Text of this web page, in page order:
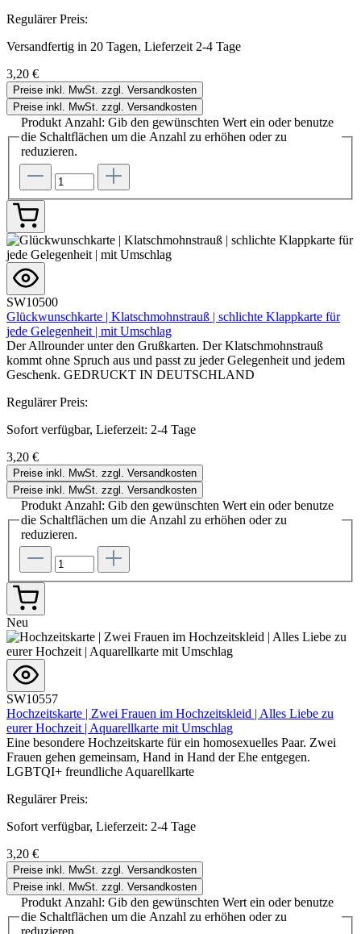
Regulärer Preis:
Versandfertig in 20 Tagen, Lieferzeit 2-4 Tage
3,20 €
Preise inkl. MwSt. zzgl. Versandkosten
Preise inkl. MwSt. zzgl. Versandkosten
Produkt Anzahl: Gib den gewünschten Wert ein oder benutze
die Schaltflächen um die Anzahl zu erhöhen oder zu
reduzieren.
SW10500
Glückwunschkarte | Klatschmohnstrauß | schlichte Klappkarte für
jede Gelegenheit | mit Umschlag
Der Allrounder unter den Grußkarten. Der Klatschmohnstrauß
kommt ohne Spruch aus und passt zu jeder Gelegenheit und jedem
Geschenk. GEDRUCKT IN DEUTSCHLAND
Regulärer Preis:
Sofort verfügbar, Lieferzeit: 2-4 Tage
3,20 €
Preise inkl. MwSt. zzgl. Versandkosten
Preise inkl. MwSt. zzgl. Versandkosten
Produkt Anzahl: Gib den gewünschten Wert ein oder benutze
die Schaltflächen um die Anzahl zu erhöhen oder zu
reduzieren.
Neu
SW10557
Hochzeitskarte | Zwei Frauen im Hochzeitskleid | Alles Liebe zu
eurer Hochzeit | Aquarellkarte mit Umschlag
Eine besondere Hochzeitskarte für ein homosexuelles Paar. Zwei
Frauen gehen gemeinsam, Hand in Hand der Ehe entgegen.
LGBTQI+ freundliche Aquarellkarte
Regulärer Preis:
Sofort verfügbar, Lieferzeit: 2-4 Tage
3,20 €
Preise inkl. MwSt. zzgl. Versandkosten
Preise inkl. MwSt. zzgl. Versandkosten
Produkt Anzahl: Gib den gewünschten Wert ein oder benutze
die Schaltflächen um die Anzahl zu erhöhen oder zu